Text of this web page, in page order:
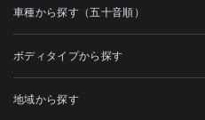
車種から探す（五十音順）
ボディタイプから探す
地域から探す